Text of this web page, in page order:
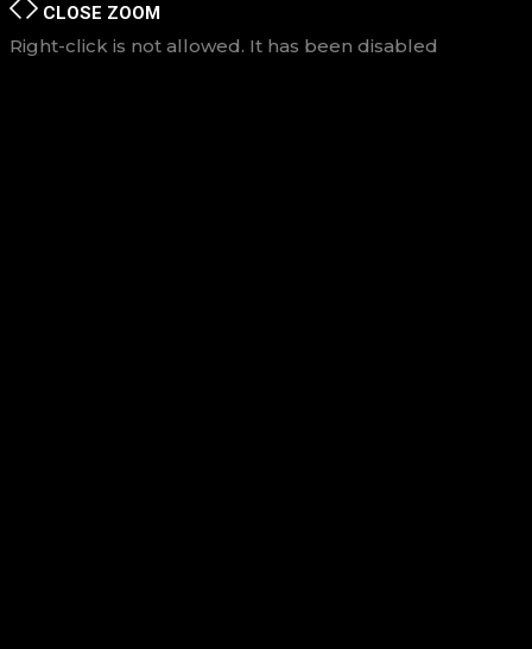
CLOSE ZOOM
Right-click is not allowed. It has been disabled